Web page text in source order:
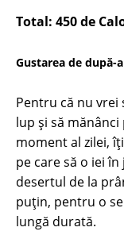
Total: 450 de
Gustarea de după-
Pentru că nu vrei
lup și să
moment al zilei,
pe care să o iei
desertul de la
puțin, pentru o
lungă durată.